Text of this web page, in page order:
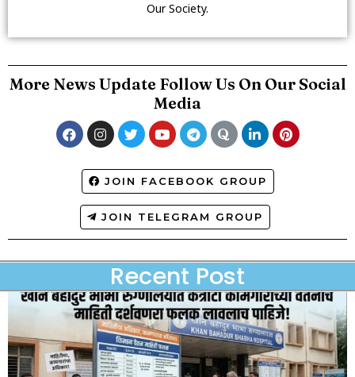
Our Society.
More News Update Follow Us On Our Social
Media
JOIN FACEBOOK GROUP
JOIN TELEGRAM GROUP
Recent Post